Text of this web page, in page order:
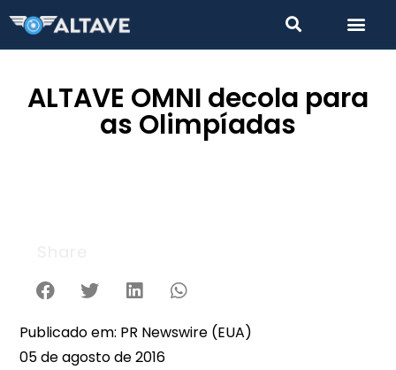
ALTAVE OMNI decola para
as Olimpíadas
Publicado em: PR Newswire (EUA)
05 de agosto de 2016